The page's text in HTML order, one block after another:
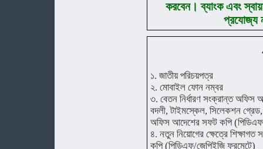
করবেন। ব্যাংক এবং
প্রযোজ্য
১. জাতীয় পরিচয়পত্র
২. মোবাইল ফোন নম্বর
৩. বেতন নির্ধারণ সংক্রান্ত
বদলী, টাইমস্কেল, সিলেকশন গ্রেড,
অফিস আদেশের সফট কপি
৪. নতুন নিয়োগের ক্ষেত্রে
কপি (পিডিএফ/জেপিইজি ফরমেটে)